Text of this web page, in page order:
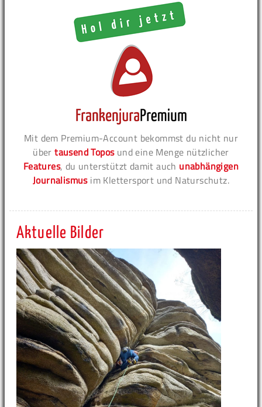
Mit dem Premium-Account bekommst du nicht nur
übertausend Toposund eine Menge nützlicher
Features, du unterstützt damit auch unabhängigen
Journalismusim Klettersport und Naturschutz.
Aktuelle Bilder